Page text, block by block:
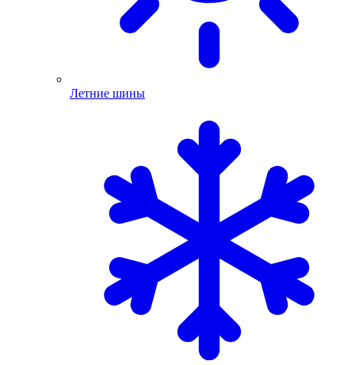
Летние шины